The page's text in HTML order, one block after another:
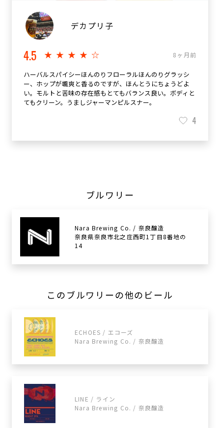
デカプリ子
4.5 ★★★★☆ 8ヶ月前
ハーバルスパイシーほんのりフローラルほんのりグラッシ
ー、ホップが颯爽と香るのですが、ほんとうにちょうどよ
い。モルトと苦味の存在感もとてもバランス良い。ボディと
てもクリーン。うましジャーマンピルスナー。
4
ブルワリー
Nara Brewing Co. / 奈良醸造
奈良県奈良市北之庄西町1丁目8番地の
14
このブルワリーの他のビール
ECHOES / エコーズ
Nara Brewing Co. / 奈良醸造
LINE / ライン
Nara Brewing Co. / 奈良醸造